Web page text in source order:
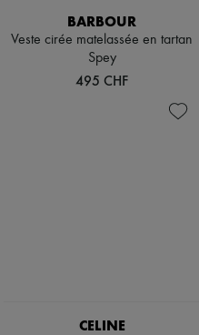
BARBOUR
Veste cirée matelassée en tartan
Spey
495 CHF
CELINE